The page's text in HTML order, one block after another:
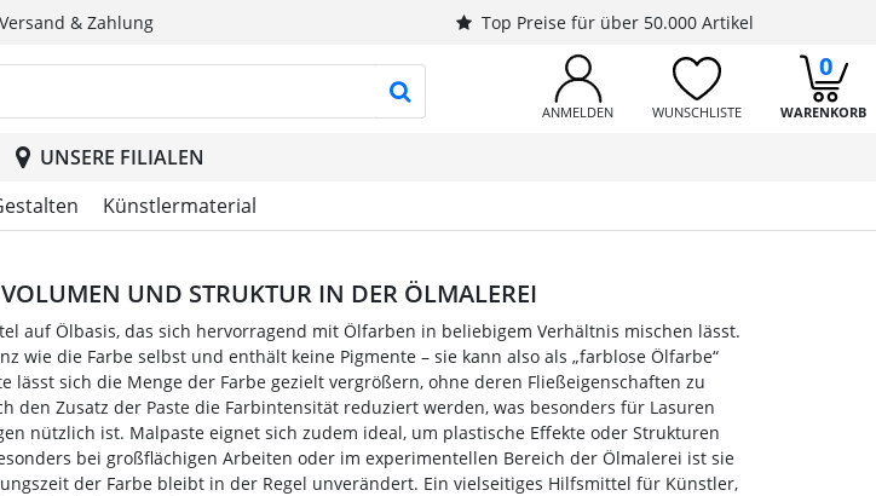
Versand & Zahlung Top Preise für über 50.000 Artikel
ANMELDEN WUNSCHLISTE WARENKORB
0
PRODUKTSUCHE STARTEN
UNSERE FILIALEN
Künstlermaterial
UND STRUKTUR IN DER ÖLMALEREI
auf Ölbasis, das sich hervorragend mit Ölfarben in beliebigem Verhältnis mischen lässt.
wie die Farbe selbst und enthält keine Pigmente – sie kann also als „farblose Ölfarbe“
lässt sich die Menge der Farbe gezielt vergrößern, ohne deren Fließeigenschaften zu
den Zusatz der Paste die Farbintensität reduziert werden, was besonders für Lasuren
nützlich ist. Malpaste eignet sich zudem ideal, um plastische Effekte oder Strukturen
bei großflächigen Arbeiten oder im experimentellen Bereich der Ölmalerei ist sie
der Farbe bleibt in der Regel unverändert. Ein vielseitiges Hilfsmittel für Künstler,